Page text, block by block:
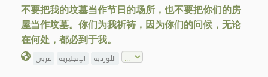
不要把我的坟墓当作节日的场所，也不要把你们的房
屋当作坟墓。你们为我祈祷，因为你们的问候，无论
在何处，都必到于我。
عربي الإنجليزية الأوردية